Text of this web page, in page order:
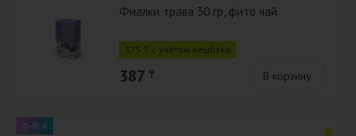
Фиалки трава 30 гр, фито чай
375 ₸ с учётом кешбэка
387 ₸ В корзину
0-0-4